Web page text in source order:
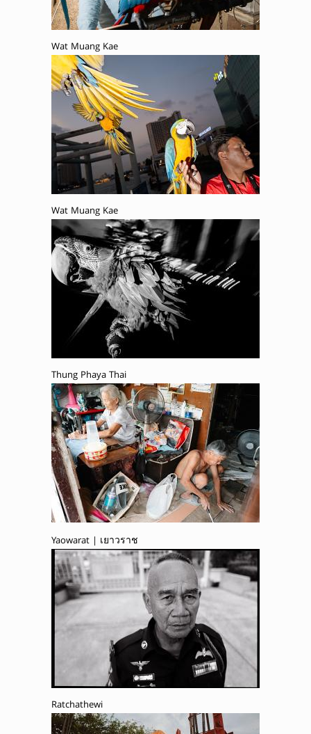
Wat Muang Kae
Wat Muang Kae
Thung Phaya Thai
Yaowarat | เยาวราช
Ratchathewi